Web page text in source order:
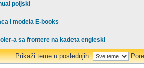
poljski
i modela E-books
a sa frontere na kadeta engleski
Prikaži teme u poslednjih: